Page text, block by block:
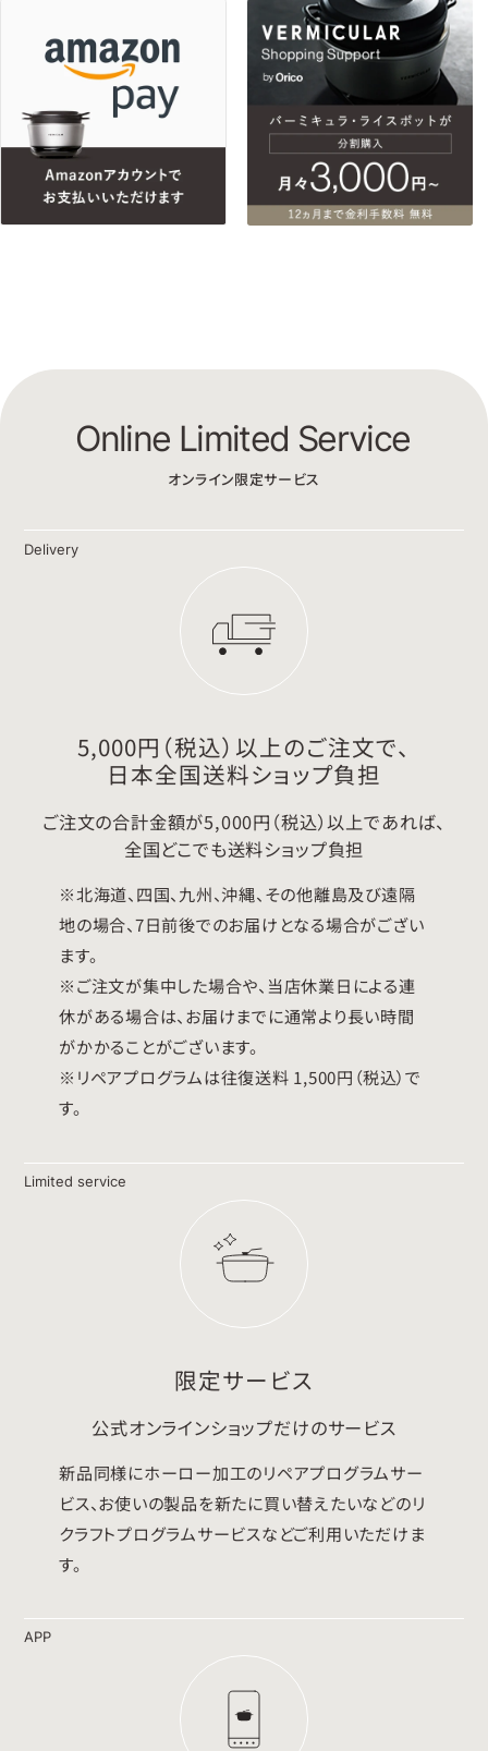
Online Limited Service
オンライン限定サービス
Delivery
5,000円（税込）以上のご注文で、
日本全国送料ショップ負担
ご注文の合計金額が5,000円（税込）以上であれば、
全国どこでも送料ショップ負担
※北海道、四国、九州、沖縄、その他離島及び遠隔
地の場合、7日前後でのお届けとなる場合がござい
ます。
※ご注文が集中した場合や、当店休業日による連
休がある場合は、お届けまでに通常より長い時間
がかかることがございます。
※リペアプログラムは往復送料 1,500円（税込）で
す。
Limited service
限定サービス
公式オンラインショップだけのサービス
新品同様にホーロー加工のリペアプログラムサー
ビス、お使いの製品を新たに買い替えたいなどのリ
クラフトプログラムサービスなどご利用いただけま
す。
APP